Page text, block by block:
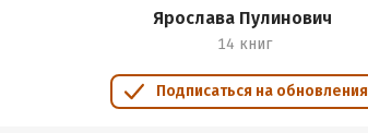
Ярослава Пулинович
14 книг
Подписаться на обновления